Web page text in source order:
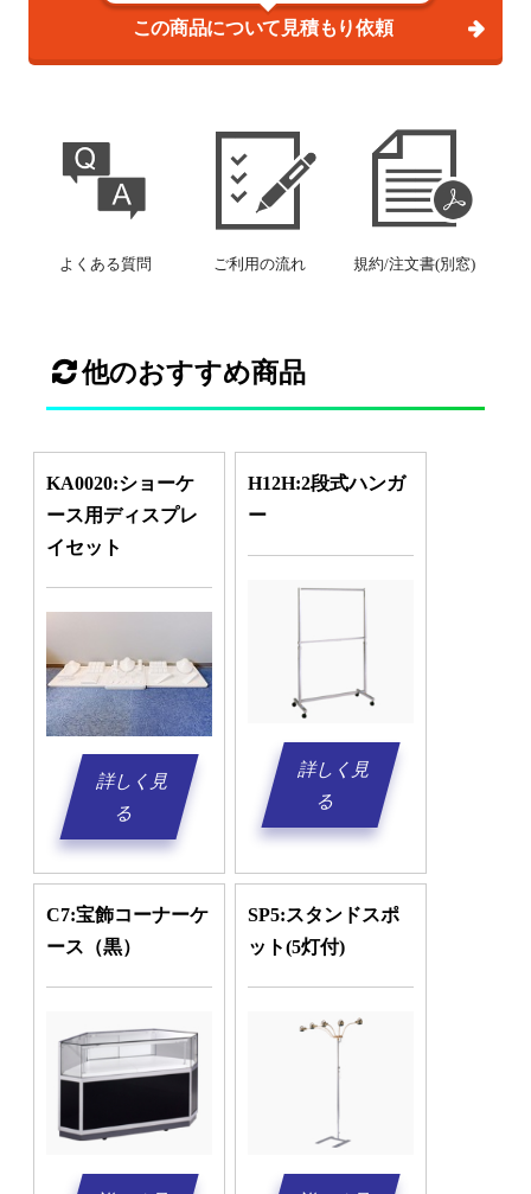
この商品について見積もり依頼
よくある質問 ご利用の流れ 規約/注文書(別窓)
他のおすすめ商品
KA0020:ショーケ
ース用ディスプレ
イセット
詳しく見
る
H12H:2段式ハンガ
ー
詳しく見
る
C7:宝飾コーナーケ
ース（黒）
SP5:スタンドスポ
ット(5灯付)